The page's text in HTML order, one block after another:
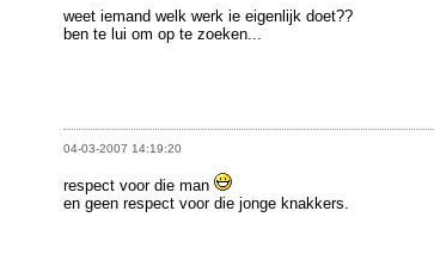
weet iemand welk werk ie eigenlijk doet??
ben te lui om op te zoeken...
04-03-2007 14:19:20
respect voor die man
en geen respect voor die jonge knakkers.